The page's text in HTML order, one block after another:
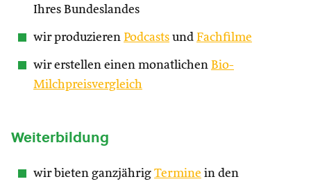
Ihres Bundeslandes
wir produzieren Podcasts und Fachfilme
wir erstellen einen monatlichen Bio-
Milchpreisvergleich
Weiterbildung
wir bieten ganzjährig Termine in den